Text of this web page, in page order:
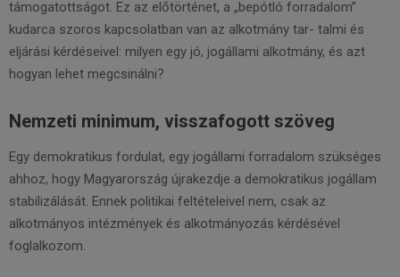
támogatottságot. Ez az előtörténet, a „bepótló forradalom”
kudarca szoros kapcsolatban van az alkotmány tar- talmi és
eljárási kérdéseivel: milyen egy jó, jogállami alkotmány, és azt
hogyan lehet megcsinálni?
Nemzeti minimum, visszafogott szöveg
Egy demokratikus fordulat, egy jogállami forradalom szükséges
ahhoz, hogy Magyarország újrakezdje a demokratikus jogállam
stabilizálását. Ennek politikai feltételeivel nem, csak az
alkotmányos intézmények és alkotmányozás kérdésével
foglalkozom.